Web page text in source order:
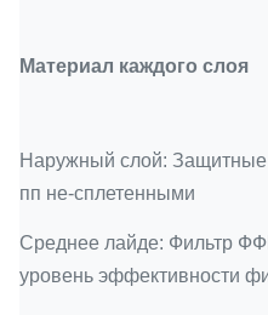
Материал каждого слоя
Наружный слой: Защитные
пп не-сплетенными
Среднее лайде: Фильтр
уровень эффективности